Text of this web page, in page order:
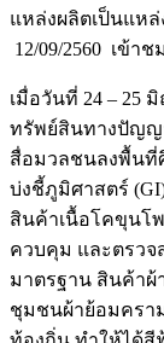
แหล่งผลิตเป็นแห
12/09/2560 เข้าช
เมื่อวันที่ 24 – 25
ทรัพย์สินทางปัญญ
สื่อมวลชนลงพื้นที่
บ่งชี้ภูมิศาสตร์
สินค้าเนื้อโคขุนโ
ควบคุม และตรว
มาตรฐาน สินค้า
ชุมชนผ้าย้อมคร